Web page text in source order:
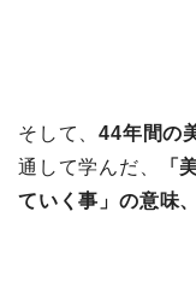
そして、44年間の
通して学んだ、
「
ていく事」の意味